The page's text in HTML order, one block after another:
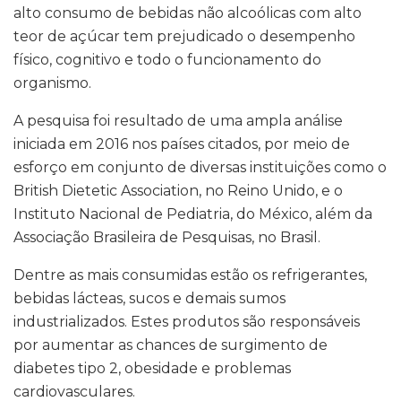
alto consumo de bebidas não alcoólicas com alto
teor de açúcar tem prejudicado o desempenho
físico, cognitivo e todo o funcionamento do
organismo.
A pesquisa foi resultado de uma ampla análise
iniciada em 2016 nos países citados, por meio de
esforço em conjunto de diversas instituições como o
British Dietetic Association, no Reino Unido, e o
Instituto Nacional de Pediatria, do México, além da
Associação Brasileira de Pesquisas, no Brasil.
Dentre as mais consumidas estão os refrigerantes,
bebidas lácteas, sucos e demais sumos
industrializados. Estes produtos são responsáveis
por aumentar as chances de surgimento de
diabetes tipo 2, obesidade e problemas
cardiovasculares.